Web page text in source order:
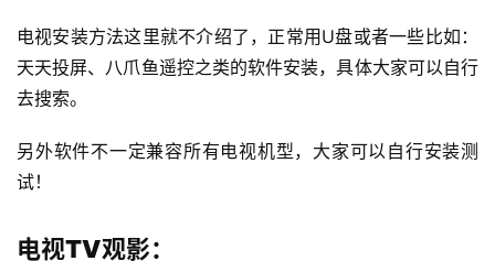
电视安装方法这里就不介绍了，正常用U盘或者一些比如：
天天投屏、八爪鱼遥控之类的软件安装，具体大家可以自行
去搜索。
另外软件不一定兼容所有电视机型，大家可以自行安装测
试！
电视TV观影：